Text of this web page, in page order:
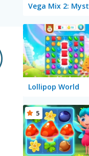
Lollipop World
5